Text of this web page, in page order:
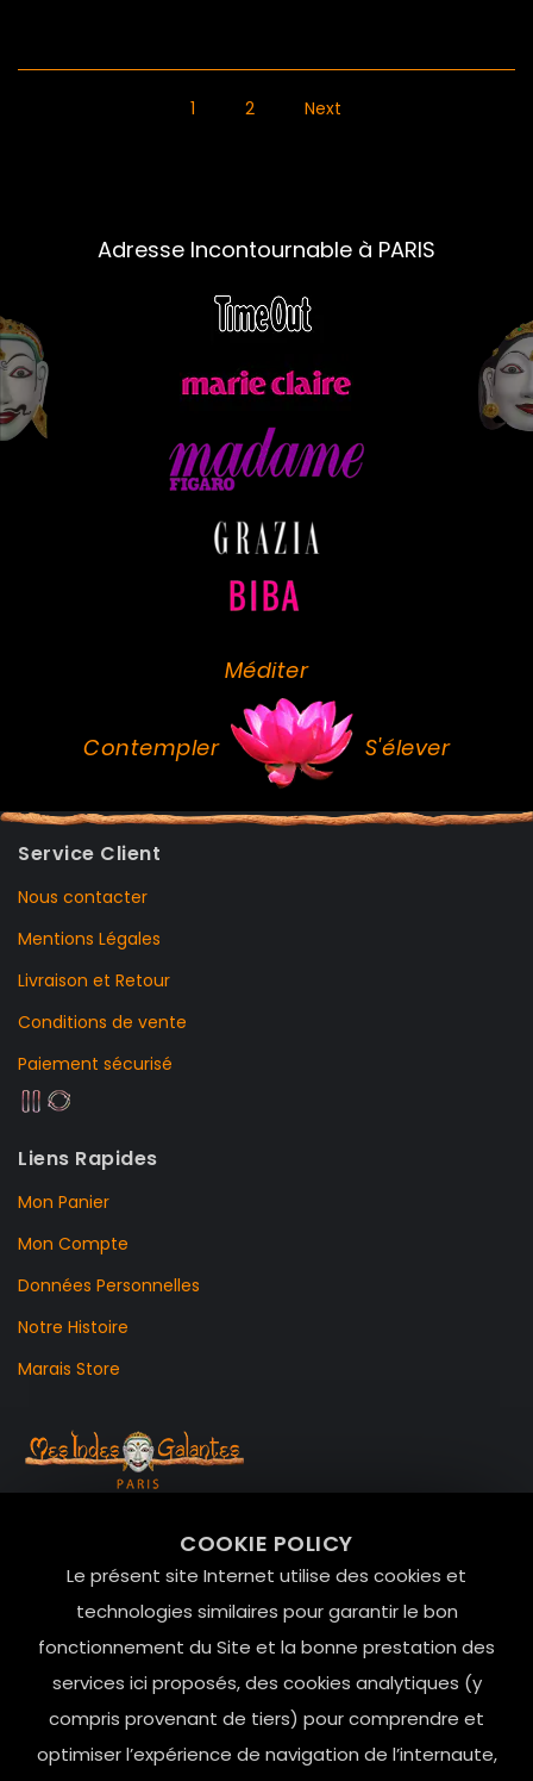
COOKIE POLICY
Le présent site Internet utilise des cookies et
technologies similaires pour garantir le bon
fonctionnement du Site et la bonne prestation des
services ici proposés, des cookies analytiques (y
compris provenant de tiers) pour comprendre et
optimiser l’expérience de navigation de l’internaute,
1 2 Next
Adresse Incontournable à PARIS
Méditer
Contempler S'élever
Service Client
Nous contacter
Mentions Légales
Livraison et Retour
Conditions de vente
Paiement sécurisé
Liens Rapides
Mon Panier
Mon Compte
Données Personnelles
Notre Histoire
Marais Store
Le Marais, 75004 Paris
contact@mesindesgalantes.com
01.42.72.42.51